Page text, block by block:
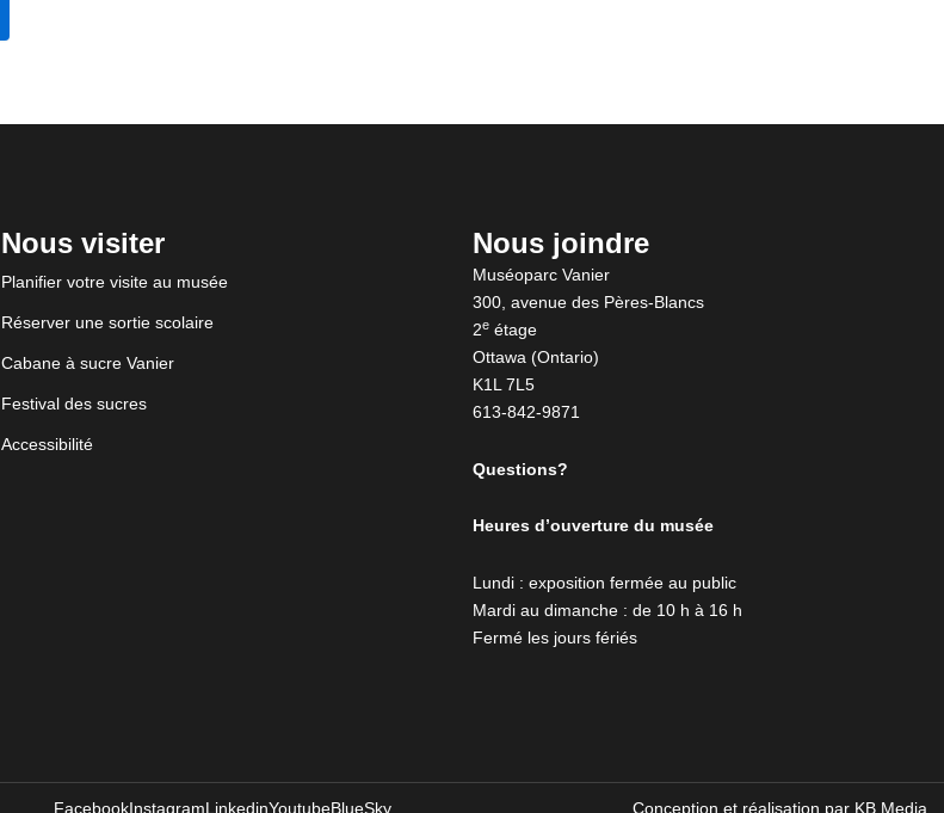
Nous visiter
Planifier votre visite au musée
Réserver une sortie scolaire
Cabane à sucre Vanier
Festival des sucres
Accessibilité
Nous joindre
Muséoparc Vanier
300, avenue des Pères-Blancs
2e étage
Ottawa (Ontario)
K1L 7L5
613-842-9871
Questions?
Heures d’ouverture du musée
Lundi : exposition fermée au public
Mardi au dimanche : de 10 h à 16 h
Fermé les jours fériés
FacebookInstagramLinkedinYoutubeBlueSky Conception et réalisation par KB Media